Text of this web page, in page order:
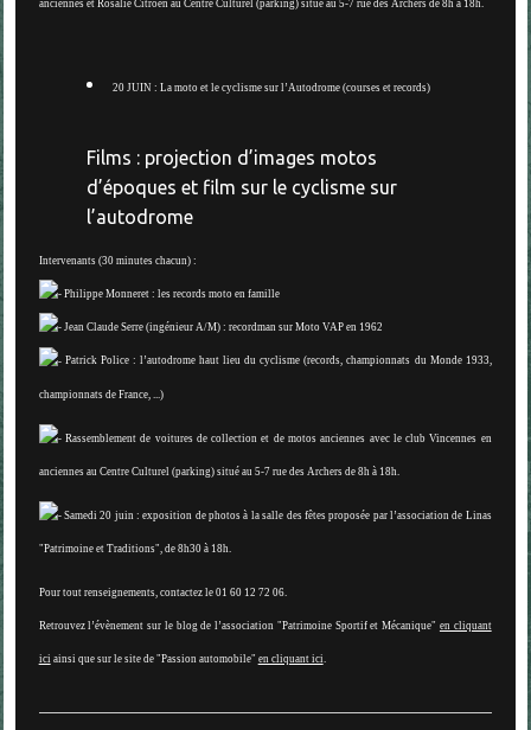
anciennes et Rosalie Citroën au Centre Culturel (parking) situé au 5-7 rue des Archers de 8h à 18h.
20 JUIN : La moto et le cyclisme sur l’Autodrome (courses et records)
Films : projection d’images motos
d’époques et film sur le cyclisme sur
l’autodrome
Intervenants (30 minutes chacun) :
Philippe Monneret : les records moto en famille
Jean Claude Serre (ingénieur A/M) : recordman sur Moto VAP en 1962
Patrick Police : l’autodrome haut lieu du cyclisme (records, championnats du Monde 1933,
championnats de France, ...)
Rassemblement de voitures de collection et de motos anciennes avec le club Vincennes en
anciennes au Centre Culturel (parking) situé au 5-7 rue des Archers de 8h à 18h.
Samedi 20 juin : exposition de photos à la salle des fêtes proposée par l’association de Linas
"Patrimoine et Traditions", de 8h30 à 18h.
Pour tout renseignements, contactez le 01 60 12 72 06.
Retrouvez l’évènement sur le blog de l’association "Patrimoine Sportif et Mécanique" en cliquant
iciainsi que sur le site de "Passion automobile" en cliquant ici.